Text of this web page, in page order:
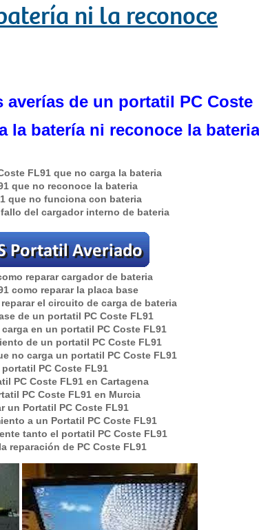
ni la reconoce
averías de un portatil PC Coste
la batería ni reconoce la bateria
FL91 que no carga la bateria
que no reconoce la bateria
que no funciona con bateria
del cargador interno de bateria
reparar cargador de bateria
como reparar la placa base
el circuito de carga de bateria
de un portatil PC Coste FL91
en un portatil PC Coste FL91
de un portatil PC Coste FL91
no carga un portatil PC Coste FL91
portatil PC Coste FL91
PC Coste FL91 en Cartagena
PC Coste FL91 en Murcia
un Portatil PC Coste FL91
a un Portatil PC Coste FL91
tanto el portatil PC Coste FL91
reparación de PC Coste FL91